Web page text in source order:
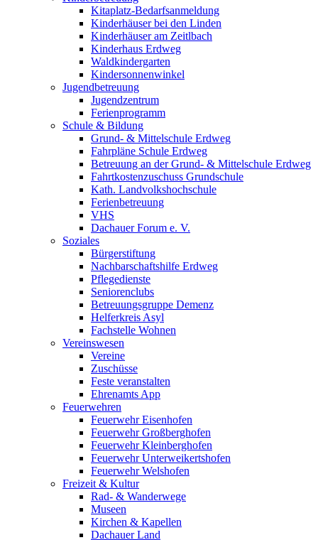
Kitaplatz-Bedarfsanmeldung
Kinderhäuser bei den Linden
Kinderhäuser am Zeitlbach
Kinderhaus Erdweg
Waldkindergarten
Kindersonnenwinkel
Jugendbetreuung
Jugendzentrum
Ferienprogramm
Schule & Bildung
Grund- & Mittelschule Erdweg
Fahrpläne Schule Erdweg
Betreuung an der Grund- & Mittelschule Erdweg
Fahrtkostenzuschuss Grundschule
Kath. Landvolkshochschule
Ferienbetreuung
VHS
Dachauer Forum e. V.
Soziales
Bürgerstiftung
Nachbarschaftshilfe Erdweg
Pflegedienste
Seniorenclubs
Betreuungsgruppe Demenz
Helferkreis Asyl
Fachstelle Wohnen
Vereinswesen
Vereine
Zuschüsse
Feste veranstalten
Ehrenamts App
Feuerwehren
Feuerwehr Eisenhofen
Feuerwehr Großberghofen
Feuerwehr Kleinberghofen
Feuerwehr Unterweikertshofen
Feuerwehr Welshofen
Freizeit & Kultur
Rad- & Wanderwege
Museen
Kirchen & Kapellen
Dachauer Land